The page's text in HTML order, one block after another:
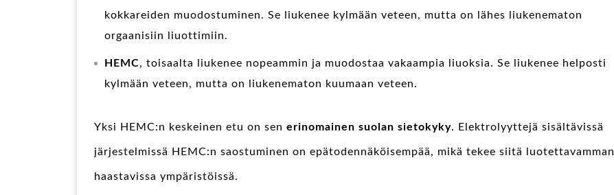
kokkareiden muodostuminen. Se liukenee kylmään veteen, mutta on lähes liukenematon
orgaanisiin liuottimiin.
HEMC, toisaalta liukenee nopeammin ja muodostaa vakaampia liuoksia. Se liukenee helposti
kylmään veteen, mutta on liukenematon kuumaan veteen.
Yksi HEMC:n keskeinen etu on sen erinomainen suolan sietokyky. Elektrolyyttejä sisältävissä
järjestelmissä HEMC:n saostuminen on epätodennäköisempää, mikä tekee siitä luotettavamman
haastavissa ympäristöissä.